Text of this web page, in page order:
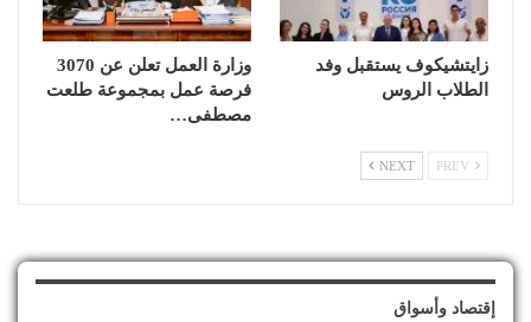
زايتشيكوف يستقبل وفد
الطلاب الروس
وزارة العمل تعلن عن 3070
فرصة عمل بمجموعة طلعت
مصطفى…
NEXT
إقتصاد وأسواق